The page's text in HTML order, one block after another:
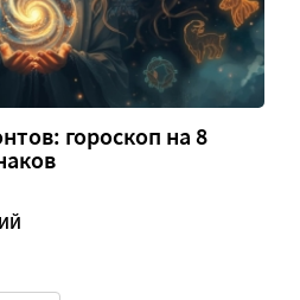
гороскоп на 8